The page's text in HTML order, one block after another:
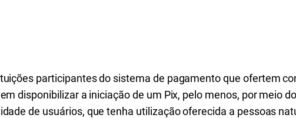
participantes do sistema de pagamento que ofertem
disponibilizar a iniciação de um Pix, pelo menos, por meio
de usuários, que tenha utilização oferecida a pessoas